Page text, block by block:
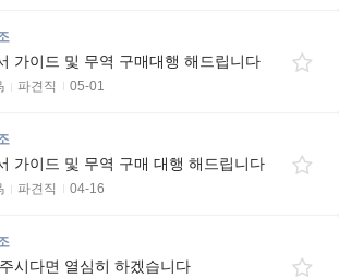
가이드 및 무역 구매대행 해드립니다
파견직 05-01
가이드 및 무역 구매 대행 해드립니다
파견직 04-16
시다면 열심히 하겠습니다